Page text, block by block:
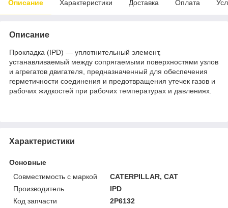
Описание Характеристики Доставка Оплата
Описание
Прокладка (IPD) — уплотнительный элемент,
устанавливаемый между сопрягаемыми поверхностями узлов
и агрегатов двигателя, предназначенный для обеспечения
герметичности соединения и предотвращения утечек газов и
рабочих жидкостей при рабочих температурах и давлениях.
Характеристики
Основные
Совместимость с маркой
CATERPILLAR, CAT
Производитель
IPD
Код запчасти
2P6132